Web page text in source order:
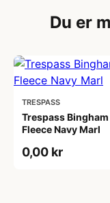
Du er
TRESPASS
Trespass Bingham
Fleece Navy Marl
0,00 kr